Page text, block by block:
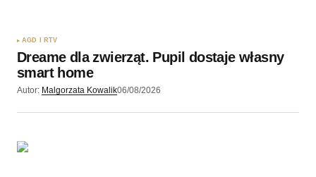
Wyślij komentarz
AGD I RTV
Dreame dla zwierząt. Pupil dostaje własny
smart home
Autor: Malgorzata Kowalik06/08/2026